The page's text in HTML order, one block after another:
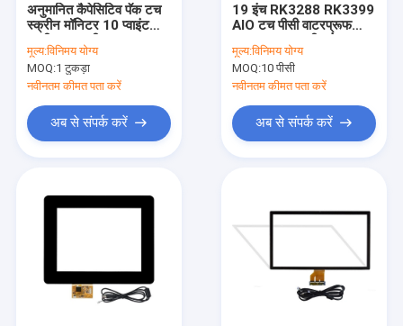
अनुमानित कैपेसिटिव पॅक टच
स्क्रीन मॉनिटर 10 प्वाइंट
मल्टी टच स्क्रीन
मूल्य:विनिमय योग्य
MOQ:1 टुकड़ा
नवीनतम कीमत पता करें
अब से संपर्क करें
19 इंच RK3288 RK3399
AIO टच पीसी वाटरप्रूफ
PCAP टच स्क्रीन के साथ
मूल्य:विनिमय योग्य
MOQ:10 पीसी
नवीनतम कीमत पता करें
अब से संपर्क करें